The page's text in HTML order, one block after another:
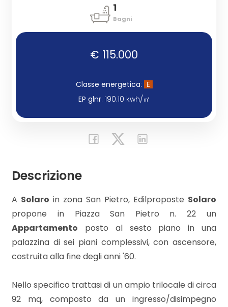
1
Bagni
€ 115.000
Classe energetica: E
EP glnr: 190.10 kwh/㎡
Descrizione
A Solaro in zona San Pietro, Edilproposte Solaro
propone in Piazza San Pietro n. 22 un
Appartamento posto al sesto piano in una
palazzina di sei piani complessivi, con ascensore,
costruita alla fine degli anni '60.
Nello specifico trattasi di un ampio trilocale di circa
92 mq, composto da un ingresso/disimpegno
Totale